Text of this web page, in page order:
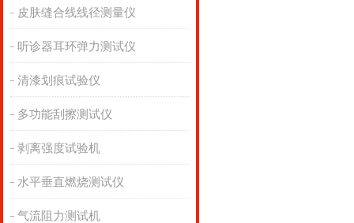
皮肤缝合线线径测量仪
听诊器耳环弹力测试仪
清漆划痕试验仪
多功能刮擦测试仪
剥离强度试验机
水平垂直燃烧测试仪
气流阻力测试机